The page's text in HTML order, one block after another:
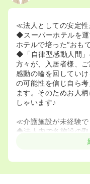
≪法人としての安定
◆スーパーホテルを運
ホテルで培った“おも
◆「自律型感動人間
方々が、入居者様、
感動の輪を回してい
の可能性を信じ自ら
ます。そのためお人
しゃいます♪
≪介護施設が未経験
◆法人内で各施設の取
人内での研修なども
おり、介助業務は少